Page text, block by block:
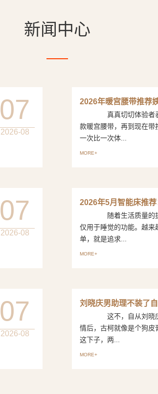
新闻中心
07
2026-08
2026年暖宫腰带推荐
真真切切体验者表示
款暖宫腰带，再到现在带
一次比一次体...
MORE+
07
2026-08
2026年5月智能床推荐
随着生活质量的提升
仅用于睡觉的功能。越来
单，就是追求...
MORE+
07
2026-08
刘晓庆男助理不装了
这不，自从刘晓庆被
情后，古柯就像是个狗
这下子，两...
MORE+